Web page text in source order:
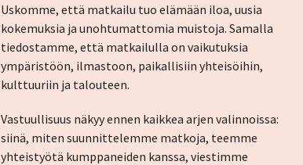
Uskomme, että matkailu tuo elämään iloa, uusia
kokemuksia ja unohtumattomia muistoja. Samalla
tiedostamme, että matkailulla on vaikutuksia
ympäristöön, ilmastoon, paikallisiin yhteisöihin,
kulttuuriin ja talouteen.
Vastuullisuus näkyy ennen kaikkea arjen valinnoissa:
siinä, miten suunnittelemme matkoja, teemme
yhteistyötä kumppaneiden kanssa, viestimme